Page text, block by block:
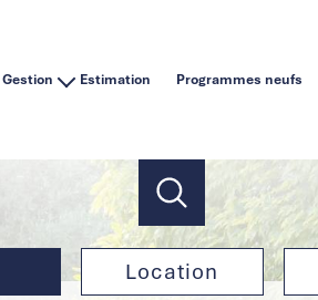
Gestion Estimation Programmes neufs
Location